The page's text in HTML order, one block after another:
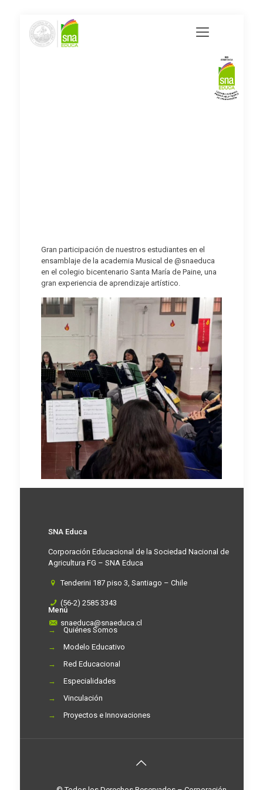
Gran participación de nuestros estudiantes en el
ensamblaje de la academia Musical de @snaeduca
en el colegio bicentenario Santa María de Paine, una
gran experiencia de aprendizaje artístico.
SNA Educa
Corporación Educacional de la Sociedad Nacional de
Agricultura FG – SNA Educa
Tenderini 187 piso 3, Santiago – Chile
(56-2) 2585 3343
snaeduca@snaeduca.cl
Menú
→
Quiénes Somos
→
Modelo Educativo
→
Red Educacional
→
Especialidades
→
Vinculación
→
Proyectos e Innovaciones